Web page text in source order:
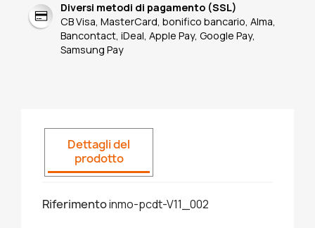
Diversi metodi di pagamento (SSL)
CB Visa, MasterCard, bonifico bancario, Alma,
Bancontact, iDeal, Apple Pay, Google Pay,
Samsung Pay
Dettagli del
prodotto
Riferimentoinmo-pcdt-V11_002